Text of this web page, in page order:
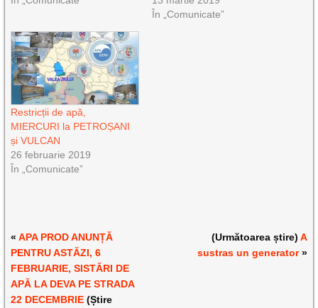
În „Comunicate”
Restricții de apă,
MIERCURI la PETROȘANI
și VULCAN
26 februarie 2019
În „Comunicate”
«APA PROD ANUNȚĂ
PENTRU ASTĂZI, 6
FEBRUARIE, SISTĂRI DE
APĂ LA DEVA PE STRADA
22 DECEMBRIE (Știre
(Următoarea știre) A
sustras un generator»